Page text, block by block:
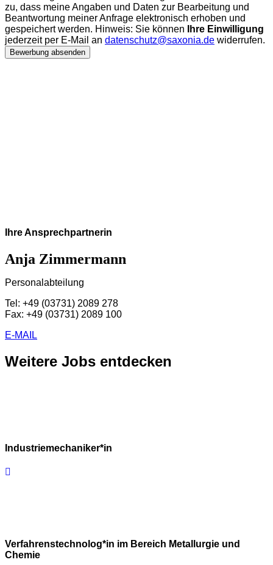
zu, dass meine Angaben und Daten zur Bearbeitung und
Beantwortung meiner Anfrage elektronisch erhoben und
gespeichert werden. Hinweis: Sie können
Ihre Einwilligung
jederzeit per E-Mail an datenschutz@saxonia.de widerrufen.
Bewerbung absenden
Ihre Ansprechpartnerin
Anja Zimmermann
Personalabteilung
Tel: +49 (03731) 2089 278
Fax: +49 (03731) 2089 100
E-MAIL
Weitere Jobs entdecken
Industriemechaniker*in
Verfahrenstechnolog*in im Bereich Metallurgie und
Chemie